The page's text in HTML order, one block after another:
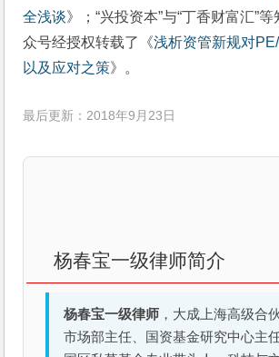
全浅谈》；“兴投资本”与“丁香财富汇”
众号经授权转载了《浅析资管新规对
以及应对之策》。
最后更新：2018年9月23日
杨春宝一级律师简介
杨春宝一级律师 ，大成上海高级合
市场部主任、国资基金研究中心主